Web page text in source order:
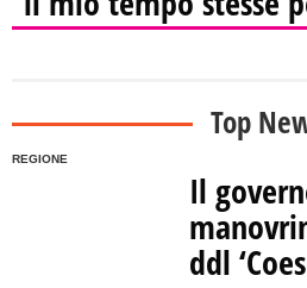
Top
REGIONE
Il
ddl